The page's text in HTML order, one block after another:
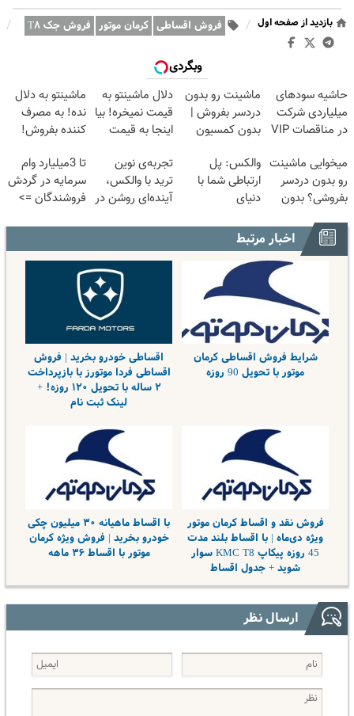
بازدید از صفحه اول / فروش اقساطی کرمان موتور فروش جک T۸ /
وبگردی
حاشیه سودهای
میلیاردی شرکت
در مناقصات VIP
تندر
ماشینت رو بدون
دردسر بفروش |
بدون کمسیون
دلال ماشینتو به
قیمت نمیخره! بیا
اینجا به قیمت
خریدار واقعی*
ماشینتو به دلال
نده! به مصرف
کننده بفروش!
یک تماس
میخوایی ماشینت
رو بدون دردسر
بفروشی؟ بدون
والکس: پل
ارتباطی شما با
دنیای
دیجیتال
تجربه‌ی نوین
ترید با والکس،
آینده‌ای روشن در
تا 3میلیارد وام
سرمایه در گردش
فروشندگان =>
اخبار مرتبط
شرایط فروش اقساطی کرمان
موتور با تحویل 90 روزه
اقساطی خودرو بخرید | فروش
اقساطی فردا موتورز با بازپرداخت
۲ ساله با تحویل ۱۲۰ روزه! +
لینک ثبت نام
فروش نقد و اقساط کرمان موتور
ویژه دی‌ماه | با اقساط بلند مدت
45 روزه پیکاپ KMC T8 سوار
شوید + جدول اقساط
با اقساط ماهیانه ۳۰ میلیون چکی
خودرو بخرید | فروش ویژه کرمان
موتور با اقساط ۳۶ ماهه
ارسال نظر